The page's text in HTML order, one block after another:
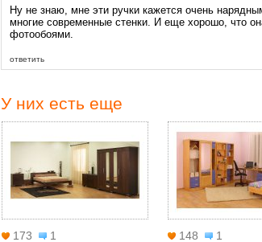
Ну не знаю, мне эти ручки кажется очень
многие современные стенки. И еще хорошо, что
фотообоями.
ответить
У них есть еще
173 1 148 1